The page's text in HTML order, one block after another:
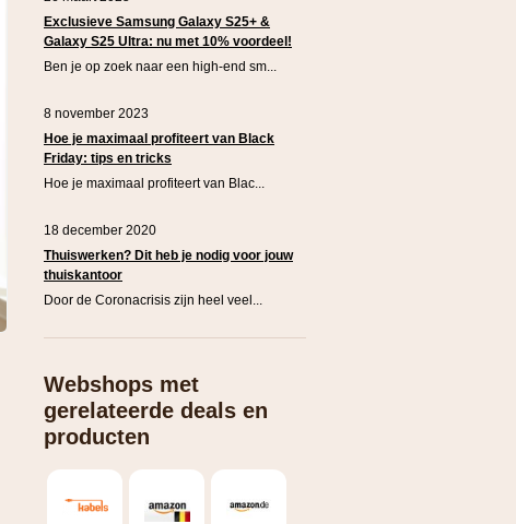
Exclusieve Samsung Galaxy S25+ &
Galaxy S25 Ultra: nu met 10% voordeel!
Ben je op zoek naar een high-end sm...
8 november 2023
Hoe je maximaal profiteert van Black
Friday: tips en tricks
Hoe je maximaal profiteert van Blac...
18 december 2020
Thuiswerken? Dit heb je nodig voor jouw
thuiskantoor
Door de Coronacrisis zijn heel veel...
Webshops met
gerelateerde deals en
producten